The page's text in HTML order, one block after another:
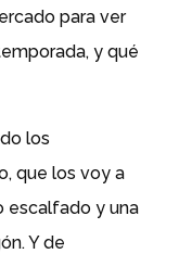
para ver
y qué
los
que los voy a
escalfado y una
Y de